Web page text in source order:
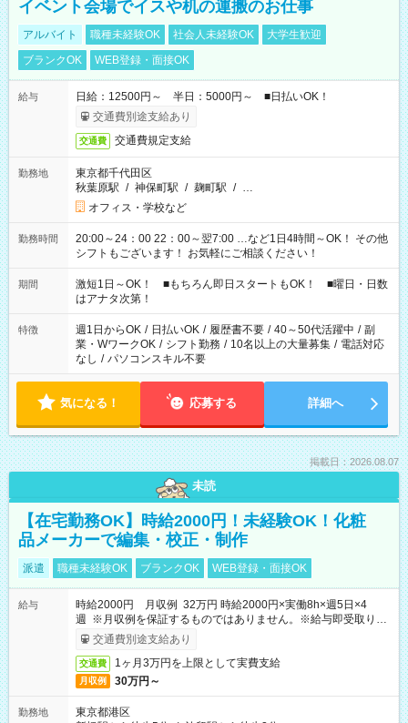
イベント会場でイスや机の運搬のお仕事
アルバイト 職種未経験OK 社会人未経験OK
大学生歓迎
ブランクOK
WEB登録・面接OK
給与
日給：12500円～ 半日：5000円～ ■日払いOK！
交通費別途支給あり
交通費 交通費規定支給
勤務地
東京都千代田区
秋葉原駅 / 神保町駅 / 麹町駅 / …
オフィス・学校など
勤務時間
20:00～24：00 22：00～翌7:00 …など1日4時間～OK！ その他
シフトもございます！ お気軽にご相談ください！
期間
激短1日～OK！ ■もちろん即日スタートもOK！ ■曜日・日数
はアナタ次第！
特徴 週1日からOK / 日払いOK / 履歴書不要 / 40～50代活躍中 / 副
業・WワークOK / シフト勤務 / 10名以上の大量募集 / 電話対応
なし / パソコンスキル不要
気になる！ 応募する 詳細へ
掲載日：2026.08.07
未読
【在宅勤務OK】時給2000円！未経験OK！化粧
品メーカーで編集・校正・制作
派遣 職種未経験OK ブランクOK WEB登録・面接OK
給与
時給2000円 月収例 32万円 時給2000円×実働8h×週5日×4
週 ※月収例を保証するものではありません。※給与即受取りサ
ービス利用可（利用条件有）
交通費別途支給あり
交通費 1ヶ月3万円を上限として実費支給
月収例 30万円～
勤務地
東京都港区